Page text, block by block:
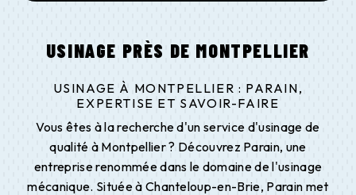
USINAGE PRÈS DE MONTPELLIER
USINAGE À MONTPELLIER : PARAIN,
EXPERTISE ET SAVOIR-FAIRE
Vous êtes à la recherche d'un service d'usinage de
qualité à Montpellier ? Découvrez Parain, une
entreprise renommée dans le domaine de l'usinage
mécanique. Située à Chanteloup-en-Brie, Parain met